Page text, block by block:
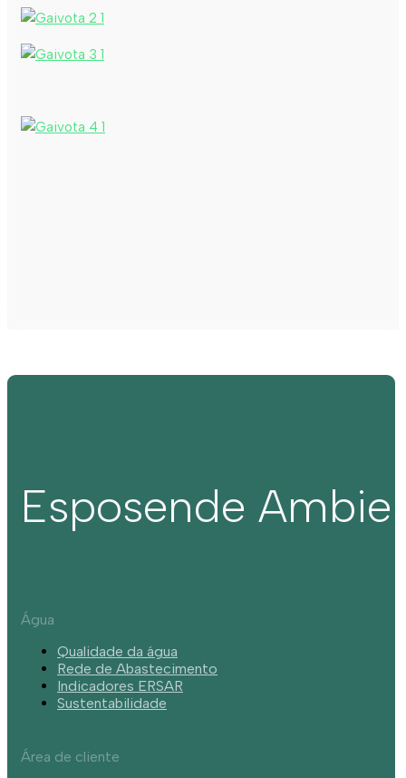
Esposende
Água
Qualidade da água
Rede de Abastecimento
Indicadores ERSAR
Sustentabilidade
Área de cliente